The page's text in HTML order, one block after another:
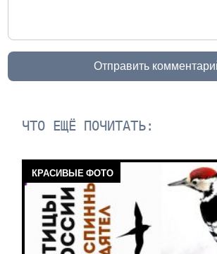
Отправить
ЧТО ЕЩЁ ПОЧИТАТЬ:
КРАСИВЫЕ ФОТО